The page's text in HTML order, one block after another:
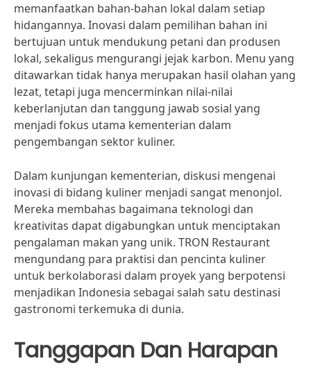
memanfaatkan bahan-bahan lokal dalam setiap
hidangannya. Inovasi dalam pemilihan bahan ini
bertujuan untuk mendukung petani dan produsen
lokal, sekaligus mengurangi jejak karbon. Menu yang
ditawarkan tidak hanya merupakan hasil olahan yang
lezat, tetapi juga mencerminkan nilai-nilai
keberlanjutan dan tanggung jawab sosial yang
menjadi fokus utama kementerian dalam
pengembangan sektor kuliner.
Dalam kunjungan kementerian, diskusi mengenai
inovasi di bidang kuliner menjadi sangat menonjol.
Mereka membahas bagaimana teknologi dan
kreativitas dapat digabungkan untuk menciptakan
pengalaman makan yang unik. TRON Restaurant
mengundang para praktisi dan pencinta kuliner
untuk berkolaborasi dalam proyek yang berpotensi
menjadikan Indonesia sebagai salah satu destinasi
gastronomi terkemuka di dunia.
Tanggapan Dan Harapan